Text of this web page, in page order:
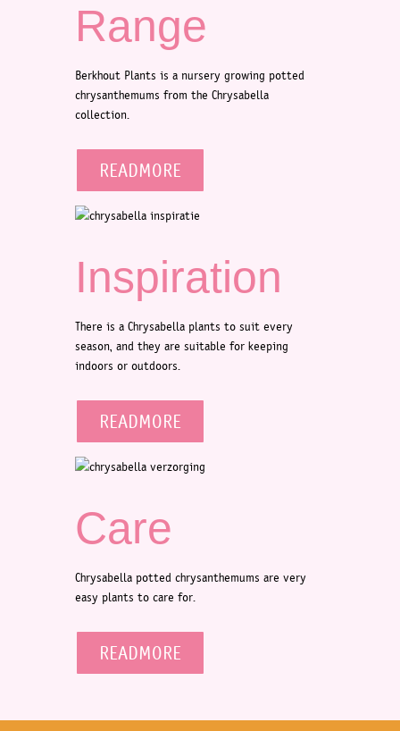
Range
Berkhout Plants is a nursery growing potted
chrysanthemums from the Chrysabella
collection.
READMORE
Inspiration
There is a Chrysabella plants to suit every
season, and they are suitable for keeping
indoors or outdoors.
READMORE
Care
Chrysabella potted chrysanthemums are very
easy plants to care for.
READMORE